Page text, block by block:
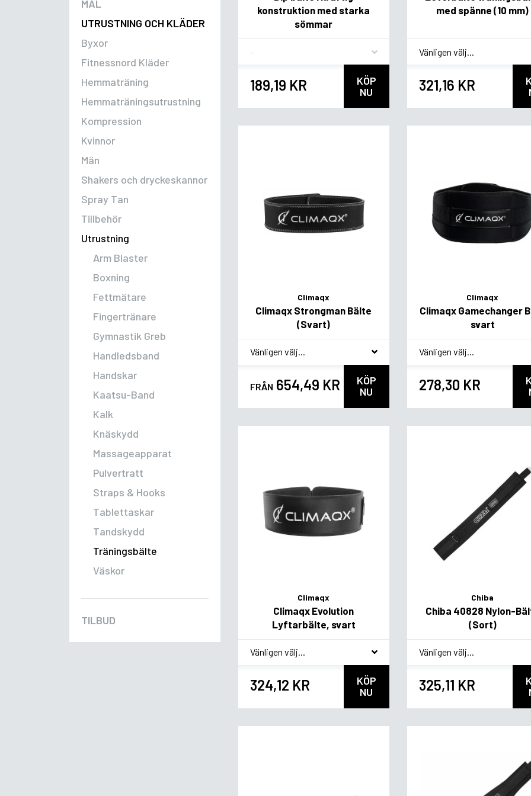
MÅL
UTRUSTNING OCH KLÄDER
Byxor
Fitnessnord Kläder
Hemmaträning
Hemmaträningsutrustning
Kompression
Kvinnor
Män
Shakers och dryckeskannor
Spray Tan
Tillbehör
Utrustning
Arm Blaster
Boxning
Fettmätare
Fingertränare
Gymnastik Greb
Handledsband
Handskar
Kaatsu-Band
Kalk
Knäskydd
Massageapparat
Pulvertratt
Straps & Hooks
Tablettaskar
Tandskydd
Träningsbälte
Väskor
TILBUD
konstruktion med starka
sömmar
189,19 KR
KÖP
NU
med spänne (10 mm)
* Smagsvariant
321,16 KR
Climaqx
Climaqx Strongman Bälte
(Svart)
* Smakvariant
FRÅN 654,49 KR
KÖP
NU
Climaqx
Climaqx Gamechanger
svart
* Smakvariant
278,30 KR
Climaqx
Climaqx Evolution
Lyftarbälte, svart
* Smakvariant
324,12 KR
KÖP
NU
Chiba
Chiba 40828 Nylon-
(Sort)
* Smakvariant
325,11 KR